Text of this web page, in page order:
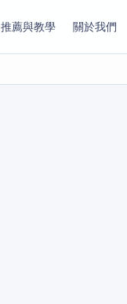
推薦與教學 關於我們